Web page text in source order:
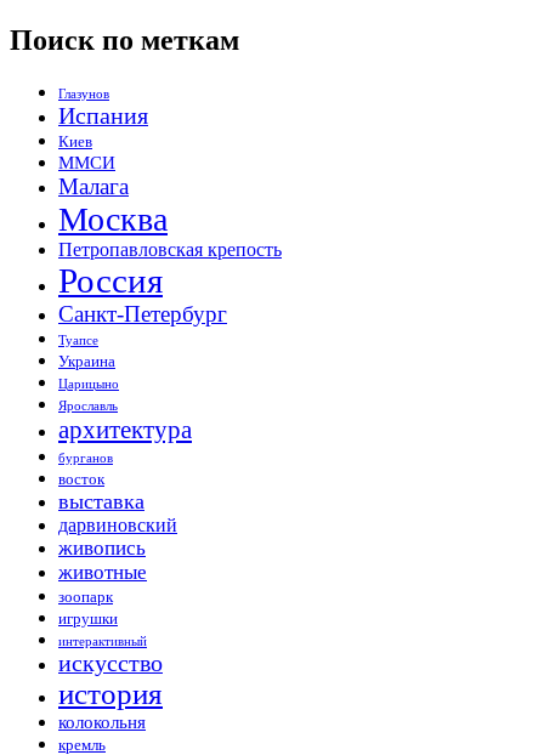
Поиск по меткам
Глазунов
Испания
Киев
ММСИ
Малага
Москва
Петропавловская крепость
Россия
Санкт-Петербург
Туапсе
Украина
Царицыно
Ярославль
архитектура
бурганов
восток
выставка
дарвиновский
живопись
животные
зоопарк
игрушки
интерактивный
искусство
история
колокольня
кремль